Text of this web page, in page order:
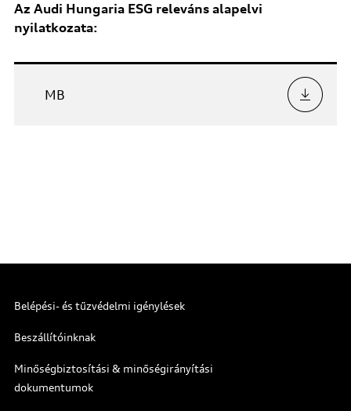
Az Audi Hungaria ESG releváns alapelvi
nyilatkozata:
MB
Belépési- és tűzvédelmi igénylések
Beszállítóinknak
Minőségbiztosítási & minőségirányítási
dokumentumok